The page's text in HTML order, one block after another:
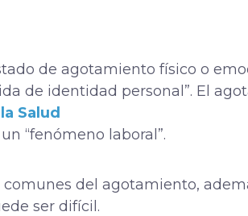
de agotamiento físico o
de identidad personal”. El
Salud
“fenómeno laboral”.
comunes del agotamiento,
ser difícil.